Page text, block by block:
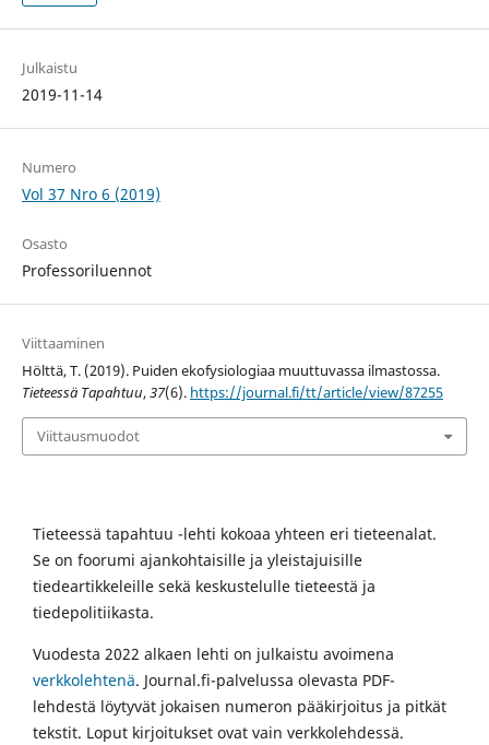
Julkaistu
2019-11-14
Numero
Vol 37 Nro 6 (2019)
Osasto
Professoriluennot
Viittaaminen
Hölttä, T. (2019). Puiden ekofysiologiaa muuttuvassa ilmastossa.
Tieteessä Tapahtuu,37(6). https://journal.fi/tt/article/view/87255
Viittausmuodot
Tieteessä tapahtuu -lehti kokoaa yhteen eri tieteenalat.
Se on foorumi ajankohtaisille ja yleistajuisille
tiedeartikkeleille sekä keskustelulle tieteestä ja
tiedepolitiikasta.
Vuodesta 2022 alkaen lehti on julkaistu avoimena
verkkolehtenä. Journal.fi-palvelussa olevasta PDF-
lehdestä löytyvät jokaisen numeron pääkirjoitus ja pitkät
tekstit. Loput kirjoitukset ovat vain verkkolehdessä.